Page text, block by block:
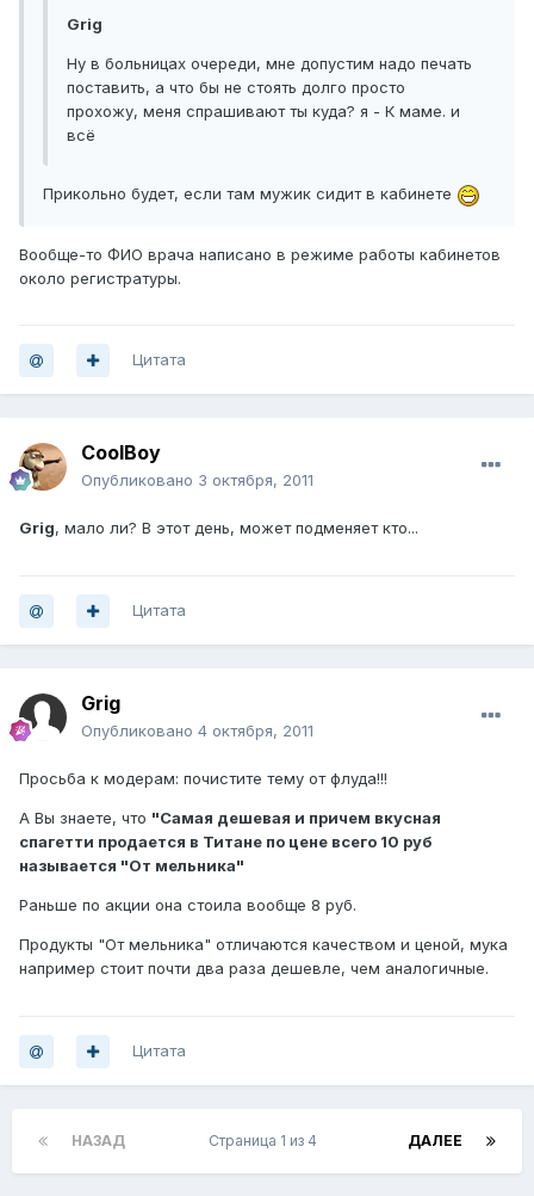
Grig
Ну в больницах очереди, мне допустим надо печать
поставить, а что бы не стоять долго просто
прохожу, меня спрашивают ты куда? я - К маме. и
всё
Прикольно будет, если там мужик сидит в кабинете
Вообще-то ФИО врача написано в режиме работы кабинетов
около регистратуры.
Цитата
CoolBoy
Опубликовано 3 октября, 2011
Grig, мало ли? В этот день, может подменяет кто...
Цитата
Grig
Опубликовано 4 октября, 2011
Просьба к модерам: почистите тему от флуда!!!
А Вы знаете, что "Самая дешевая и причем вкусная
спагетти продается в Титане по цене всего 10 руб
называется "От мельника"
Раньше по акции она стоила вообще 8 руб.
Продукты "От мельника" отличаются качеством и ценой, мука
например стоит почти два раза дешевле, чем аналогичные.
Цитата
НАЗАД ДАЛЕЕ
Страница 1 из 4